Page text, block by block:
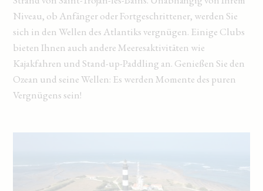
Niveau, ob Anfänger oder Fortgeschrittener, werden Sie
sich in den Wellen des Atlantiks vergnügen. Einige Clubs
bieten Ihnen auch andere Meeresaktivitäten wie
Kajakfahren und Stand-up-Paddling an. Genießen Sie den
Ozean und seine Wellen: Es werden Momente des puren
Vergnügens sein!